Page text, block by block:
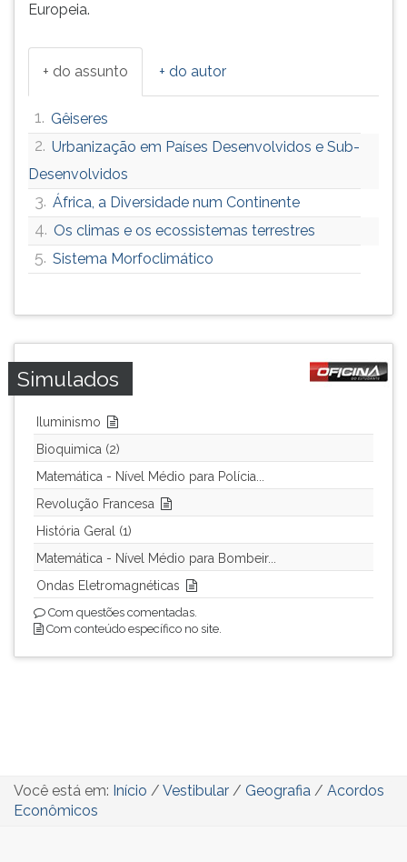
Europeia.
+ do assunto + do autor
1. Gêiseres
2. Urbanização em Países Desenvolvidos e Sub-
Desenvolvidos
3. África, a Diversidade num Continente
4. Os climas e os ecossistemas terrestres
5. Sistema Morfoclimático
Simulados
Iluminismo
Bioquimica (2)
Matemática - Nível Médio para Polícia...
Revolução Francesa
História Geral (1)
Matemática - Nível Médio para Bombeir...
Ondas Eletromagnéticas
Com questões comentadas.
Com conteúdo específico no site.
Você está em: Início / Vestibular / Geografia / Acordos
Econômicos